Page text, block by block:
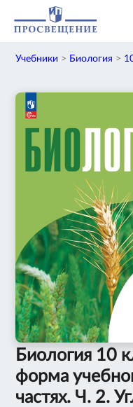
Учебники > Биология >
Биология 10
форма
частях. Ч. 2.